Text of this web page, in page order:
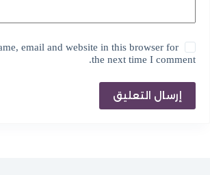
email and website in this browser for
the next time I comment.
إرسال التعليق